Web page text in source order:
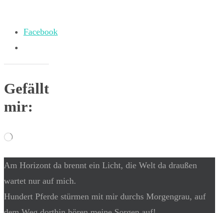
Facebook
Gefällt
mir:
Wird
Am Horizont da brennt ein Licht, die Welt da draußen
wartet nur auf mich.
Hundert Pferde stürmen mit mir durchs Morgengrau, auf